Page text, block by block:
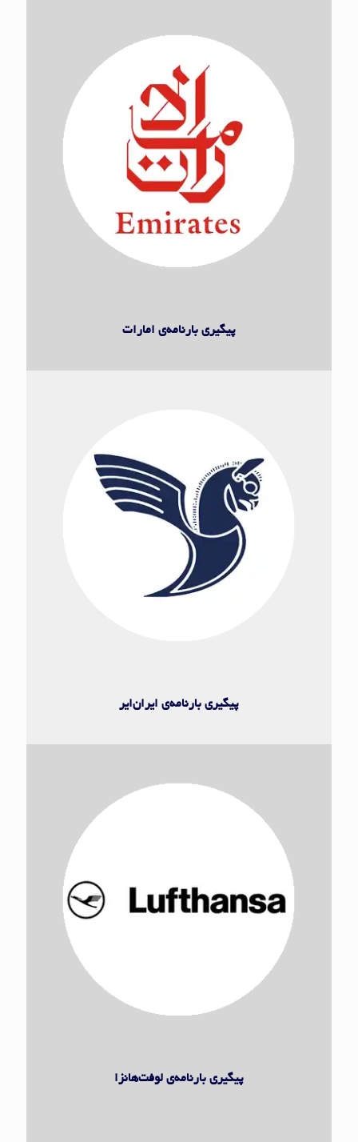
هواپیمایی امارات
پیگیری بارنامه‌ی امارات
ایران ایر
پیگیری بارنامه‌ی ایران‌ایر
لوفت‌هانزا
پیگیری بارنامه‌ی لوفت‌هانزا